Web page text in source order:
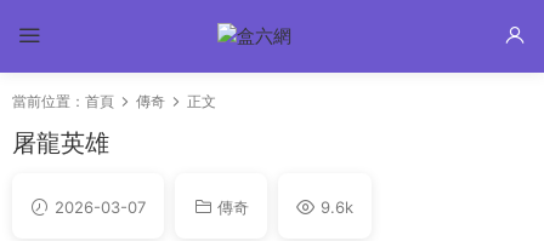
當前位置： 首頁 傳奇 正文
屠龍英雄
2026-03-07 傳奇 9.6k